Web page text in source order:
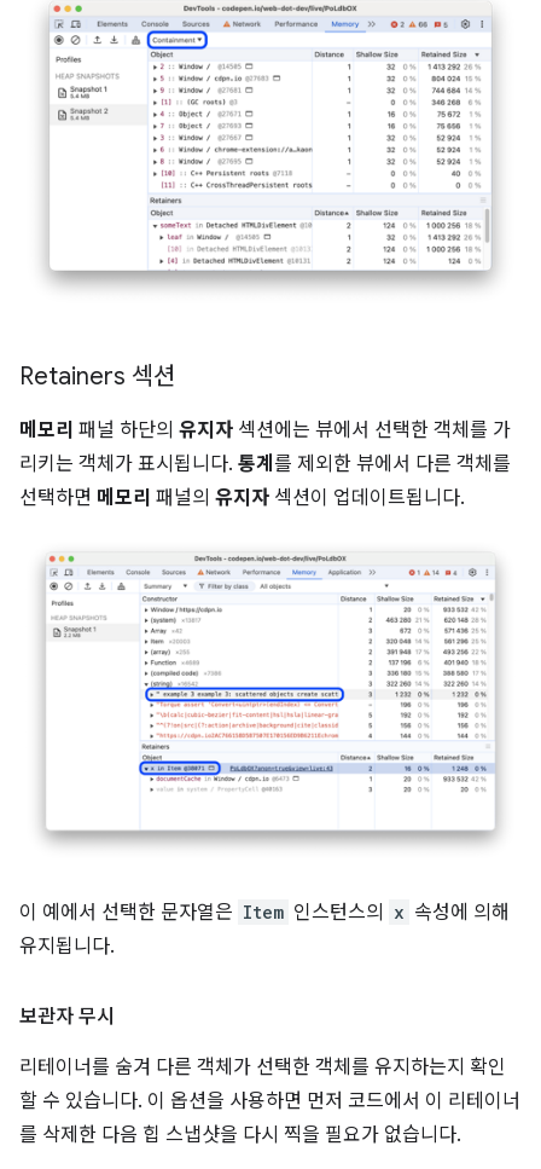
Retainers 섹션
메모리 패널 하단의 유지자 섹션에는 뷰에서 선택한 객체를 가
리키는 객체가 표시됩니다. 통계 를 제외한 뷰에서 다른 객체를
선택하면 메모리 패널의 유지자 섹션이 업데이트됩니다.
이 예에서 선택한 문자열은 Item 인스턴스의 x 속성에 의해
유지됩니다.
보관자 무시
리테이너를 숨겨 다른 객체가 선택한 객체를 유지하는지 확인
할 수 있습니다. 이 옵션을 사용하면 먼저 코드에서 이 리테이너
를 삭제한 다음 힙 스냅샷을 다시 찍을 필요가 없습니다.